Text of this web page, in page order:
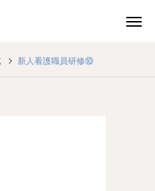
新人看護職員研修⑩
地図・アクセス